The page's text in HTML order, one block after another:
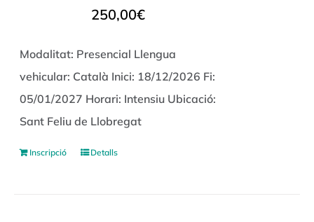
250,00€
Modalitat: Presencial Llengua
vehicular: Català Inici: 18/12/2026 Fi:
05/01/2027 Horari: Intensiu Ubicació:
Sant Feliu de Llobregat
Inscripció Detalls